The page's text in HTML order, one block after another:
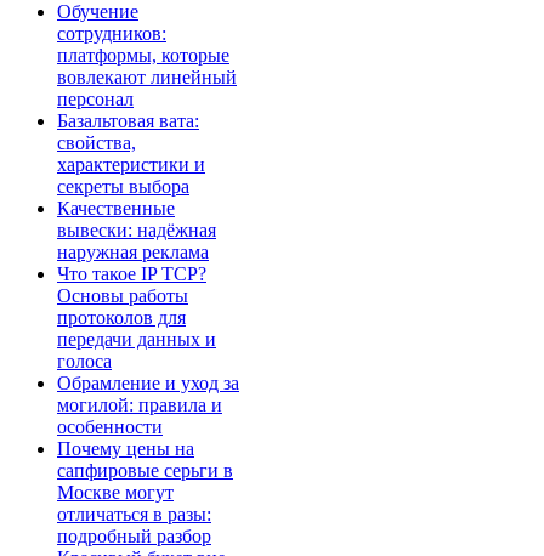
Обучение
сотрудников:
платформы, которые
вовлекают линейный
персонал
Базальтовая вата:
свойства,
характеристики и
секреты выбора
Качественные
вывески: надёжная
наружная реклама
Что такое IP TCP?
Основы работы
протоколов для
передачи данных и
голоса
Обрамление и уход за
могилой: правила и
особенности
Почему цены на
сапфировые серьги в
Москве могут
отличаться в разы:
подробный разбор